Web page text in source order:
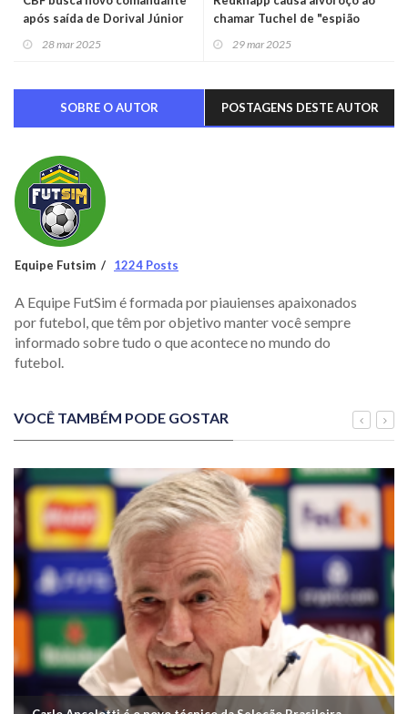
após saída de Dorival Júnior
28 mar 2025
chamar Tuchel de "espião
alemão"
29 mar 2025
SOBRE O AUTOR POSTAGENS DESTE AUTOR
Equipe Futsim 1224 Posts
A Equipe FutSim é formada por piauienses apaixonados
por futebol, que têm por objetivo manter você sempre
informado sobre tudo o que acontece no mundo do
futebol.
VOCÊ TAMBÉM PODE GOSTAR